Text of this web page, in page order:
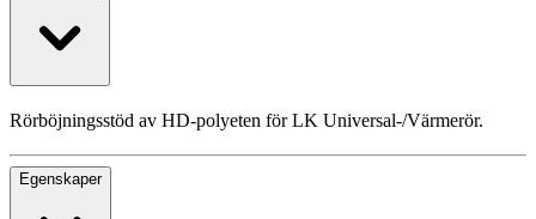
Rörböjningsstöd av HD-polyeten för LK Universal-/Värmerör.
Egenskaper